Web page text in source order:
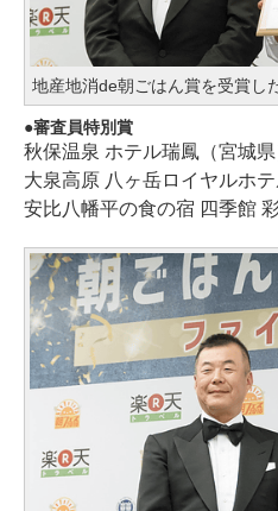
地産地消de朝ごはん賞を受賞し
審査員特別賞
秋保温泉 ホテル瑞鳳（宮城県
大泉高原 八ヶ岳ロイヤルホテ
安比八幡平の食の宿 四季館